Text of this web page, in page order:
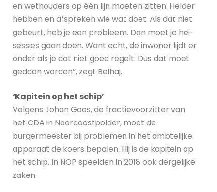
en wethouders op één lijn moeten zitten. Helder
hebben en afspreken wie wat doet. Als dat niet
gebeurt, heb je een probleem. Dan moet je hei-
sessies gaan doen. Want echt, de inwoner lijdt er
onder als je dat niet goed regelt. Dus dat moet
gedaan worden”, zegt Belhaj.
‘Kapitein op het schip’
Volgens Johan Goos, de fractievoorzitter van
het CDA in Noordoostpolder, moet de
burgermeester bij problemen in het ambtelijke
apparaat de koers bepalen. Hij is de kapitein op
het schip. In NOP speelden in 2018 ook dergelijke
zaken.